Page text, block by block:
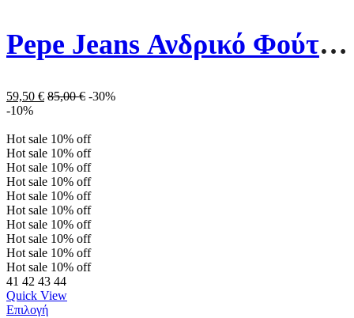
Pepe Jeans Ανδρικό Φούτερ Με Κουκούλα PM582521-594 Γκρι
59,50 € 85,00€ -30%
-10%
Hot sale 10% off
Hot sale 10% off
Hot sale 10% off
Hot sale 10% off
Hot sale 10% off
Hot sale 10% off
Hot sale 10% off
Hot sale 10% off
Hot sale 10% off
Hot sale 10% off
41 42 43 44
Quick View
Επιλογή